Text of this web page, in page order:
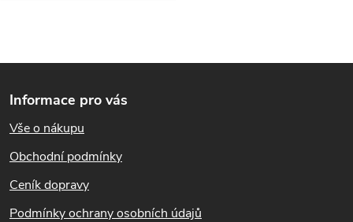
ů
l
á
d
a
á
p
a
Informace pro vás
Vše o nákupu
Obchodní podmínky
Ceník dopravy
Podmínky ochrany osobních údajů